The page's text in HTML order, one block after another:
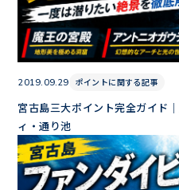
2019.09.29 ポイントに関する記事
宮古島三大ポイント完全ガイド
ィ・通り池